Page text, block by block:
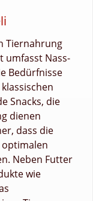
Tiernahrung
umfasst Nass-
Bedürfnisse
Snacks, die
dienen
dass die
Neben Futter
wie